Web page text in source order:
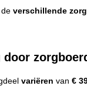
deverschillende
variëren van€